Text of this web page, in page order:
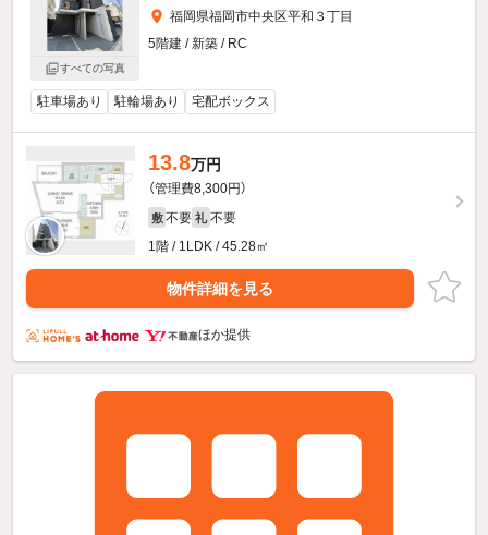
すべての写真
福岡県福岡市中央区平和３丁目
5階建 / 新築 / RC
駐車場あり 駐輪場あり 宅配ボックス
13.8万円
（管理費8,300円）
敷 不要 礼 不要
1階 / 1LDK / 45.28㎡
物件詳細を見る
ほか提供